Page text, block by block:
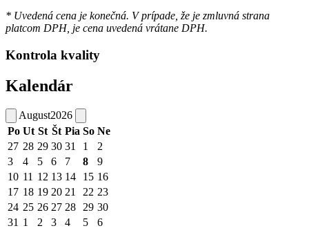
* Uvedená cena je konečná. V prípade, že je zmluvná strana
platcom DPH, je cena uvedená vrátane DPH.
Kontrola kvality
Kalendár
August2026
Po Ut St Št Pia So Ne
27 28 29 30 31 1
2
3
4 5 6 7 8
9
10 11 12 13 14 15 16
17 18 19 20 21 22 23
24 25 26 27 28 29 30
31 1 2 3 4 5 6